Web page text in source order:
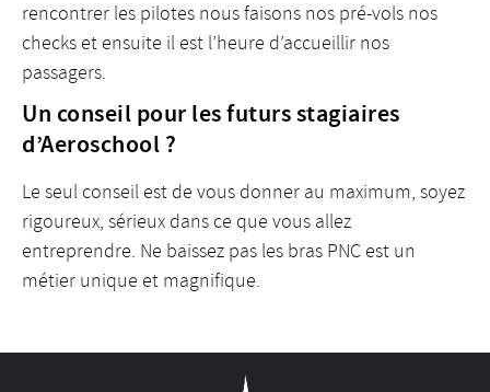
rencontrer les pilotes nous faisons nos pré-vols nos
checks et ensuite il est l’heure d’accueillir nos
passagers.
Un conseil pour les futurs stagiaires
d’Aeroschool ?
Le seul conseil est de vous donner au maximum, soyez
rigoureux, sérieux dans ce que vous allez
entreprendre. Ne baissez pas les bras PNC est un
métier unique et magnifique.